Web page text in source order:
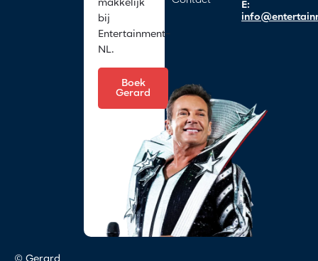
E:
makkelijk
bij
Entertainment-
NL.
Boek
Gerard
© Gerard